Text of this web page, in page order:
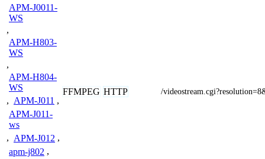
APM-J0011-
WS
,
APM-H803-
WS
,
APM-H804-
WS
, APM-J011 ,
APM-J011-
ws
, APM-J012 ,
apm-j802 ,
FFMPEG HTTP /